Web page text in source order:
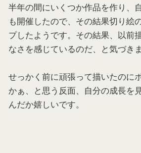
半年の間にいくつか作品を作り、
も開催したので、その結果切り絵
プしたようです。その結果、以前
なさを感じているのだ、と気づき
せっかく前に頑張って描いたのに
かぁ、と思う反面、自分の成長を
んだか嬉しいです。